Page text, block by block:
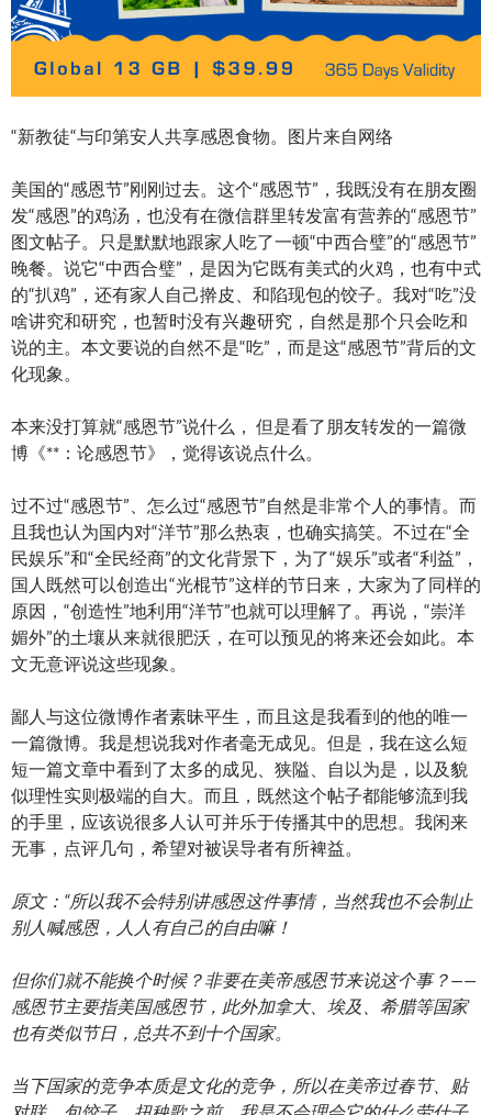
“新教徒“与印第安人共享感恩食物。图片来自网络
美国的“感恩节”刚刚过去。这个“感恩节”，我既没有在朋友圈
发“感恩”的鸡汤，也没有在微信群里转发富有营养的“感恩节”
图文帖子。只是默默地跟家人吃了一顿“中西合璧”的“感恩节”
晚餐。说它“中西合璧”，是因为它既有美式的火鸡，也有中式
的“扒鸡”，还有家人自己擀皮、和陷现包的饺子。我对“吃”没
啥讲究和研究，也暂时没有兴趣研究，自然是那个只会吃和
说的主。本文要说的自然不是“吃”，而是这“感恩节”背后的文
化现象。
本来没打算就“感恩节”说什么， 但是看了朋友转发的一篇微
博《**：论感恩节》，觉得该说点什么。
过不过“感恩节”、怎么过“感恩节”自然是非常个人的事情。而
且我也认为国内对“洋节”那么热衷，也确实搞笑。不过在“全
民娱乐”和“全民经商”的文化背景下，为了“娱乐”或者“利益”，
国人既然可以创造出“光棍节”这样的节日来，大家为了同样的
原因，“创造性”地利用“洋节”也就可以理解了。再说，“崇洋
媚外”的土壤从来就很肥沃，在可以预见的将来还会如此。本
文无意评说这些现象。
鄙人与这位微博作者素昧平生，而且这是我看到的他的唯一
一篇微博。我是想说我对作者毫无成见。但是，我在这么短
短一篇文章中看到了太多的成见、狭隘、自以为是，以及貌
似理性实则极端的自大。而且，既然这个帖子都能够流到我
的手里，应该说很多人认可并乐于传播其中的思想。我闲来
无事，点评几句，希望对被误导者有所裨益。
原文：“所以我不会特别讲感恩这件事情，当然我也不会制止
别人喊感恩，人人有自己的自由嘛！
但你们就不能换个时候？非要在美帝感恩节来说这个事？——
感恩节主要指美国感恩节，此外加拿大、埃及、希腊等国家
也有类似节日，总共不到十个国家。
当下国家的竞争本质是文化的竞争，所以在美帝过春节、贴